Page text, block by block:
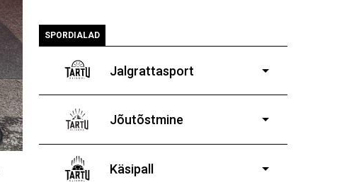
SPORDIALAD
Jalgrattasport
vanematele poistele ja tüdrukutele
Jõutõstmine
poistele ja tüdrukutele
Käsipall